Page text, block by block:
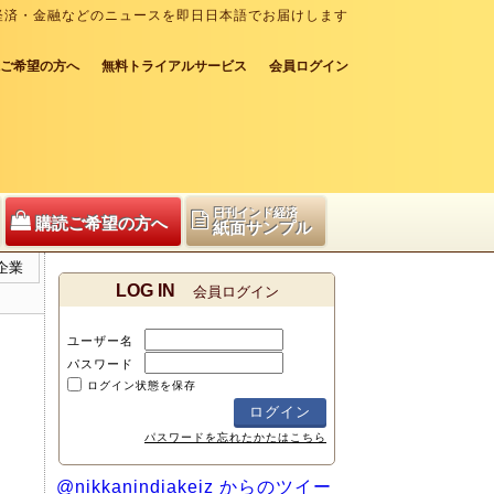
・金融などのニュースを即日日本語でお届けします
希望の方へ 無料トライアルサービス 会員ログイン
購読ご希望の方へ
日刊インド経済
紙面サンプル
業
LOG IN 会員ログイン
ユーザー名
パスワード
ログイン状態を保存
パスワードを忘れたかたはこちら
@nikkanindiakeiz からのツイー